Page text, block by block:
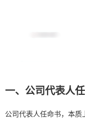
一、公司代表人
公司代表人任命书，本质